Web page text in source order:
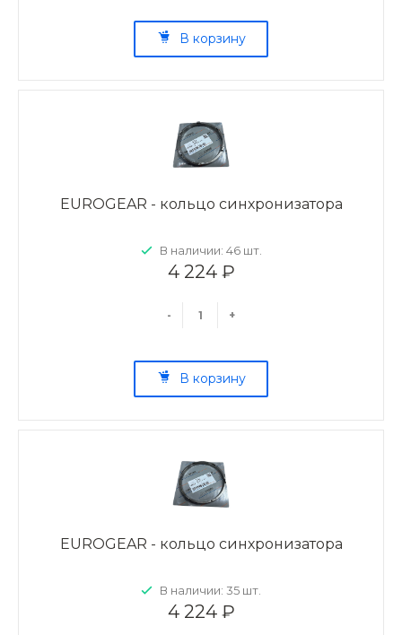
В корзину
EUROGEAR - кольцо синхронизатора
В наличии: 46 шт.
4 224 ₽
- +
В корзину
EUROGEAR - кольцо синхронизатора
В наличии: 35 шт.
4 224 ₽